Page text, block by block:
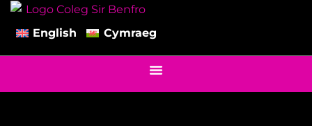
English Cymraeg